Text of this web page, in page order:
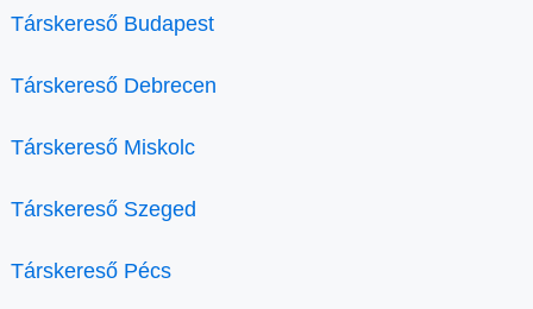
Társkereső Budapest
Társkereső Debrecen
Társkereső Miskolc
Társkereső Szeged
Társkereső Pécs